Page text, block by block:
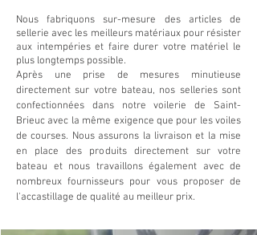
Nous fabriquons sur-mesure des articles de
sellerie avec les meilleurs matériaux pour résister
aux intempéries et faire durer votre matériel le
plus longtemps possible.
Après une prise de mesures minutieuse
directement sur votre bateau, nos selleries sont
confectionnées dans notre voilerie de Saint-
Brieuc avec la même exigence que pour les voiles
de courses. Nous assurons la livraison et la mise
en place des produits directement sur votre
bateau et nous travaillons également avec de
nombreux fournisseurs pour vous proposer de
l'accastillage de qualité au meilleur prix.